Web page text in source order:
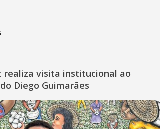
realiza visita institucional ao
Diego Guimarães